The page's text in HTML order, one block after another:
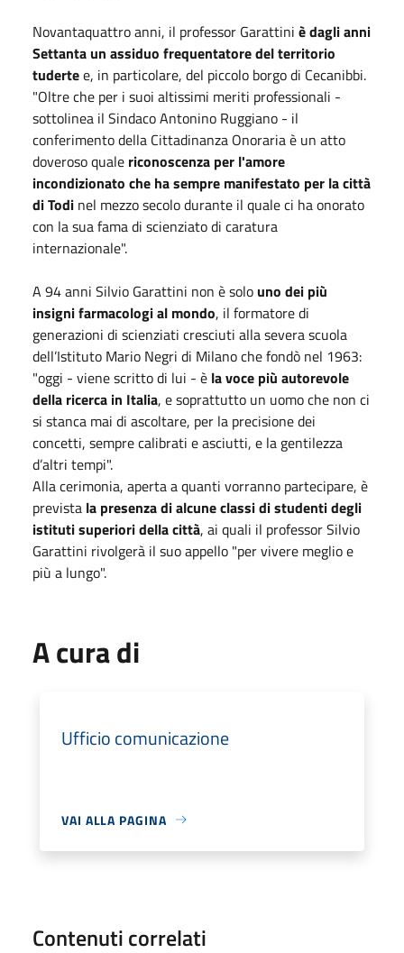
Novantaquattro anni, il professor Garattini è dagli anni
Settanta un assiduo frequentatore del territorio
tudertee, in particolare, del piccolo borgo di Cecanibbi.
"Oltre che per i suoi altissimi meriti professionali -
sottolinea il Sindaco Antonino Ruggiano - il
conferimento della Cittadinanza Onoraria è un atto
doveroso quale riconoscenza per l'amore
incondizionato che ha sempre manifestato per la città
di Todi nel mezzo secolo durante il quale ci ha onorato
con la sua fama di scienziato di caratura
internazionale".
A 94 anni Silvio Garattini non è solo uno dei più
insigni farmacologi al mondo, il formatore di
generazioni di scienziati cresciuti alla severa scuola
dell’Istituto Mario Negri di Milano che fondò nel 1963:
"oggi - viene scritto di lui - è la voce più autorevole
della ricerca in Italia, e soprattutto un uomo che non ci
si stanca mai di ascoltare, per la precisione dei
concetti, sempre calibrati e asciutti, e la gentilezza
d’altri tempi".
Alla cerimonia, aperta a quanti vorranno partecipare, è
prevista la presenza di alcune classi di studenti degli
istituti superiori della città, ai quali il professor Silvio
Garattini rivolgerà il suo appello "per vivere meglio e
più a lungo".
A cura di
Ufficio comunicazione
VAI ALLA PAGINA
Contenuti correlati